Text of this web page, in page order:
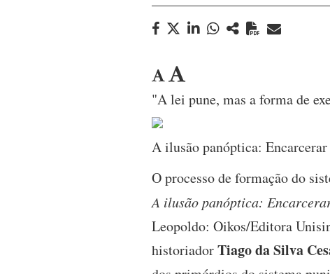
"A lei pune, mas a forma de
A ilusão panóptica:
O processo de formação do
A ilusão panóptica:
Leopoldo: Oikos/Editora
historiadorTiago da Silva